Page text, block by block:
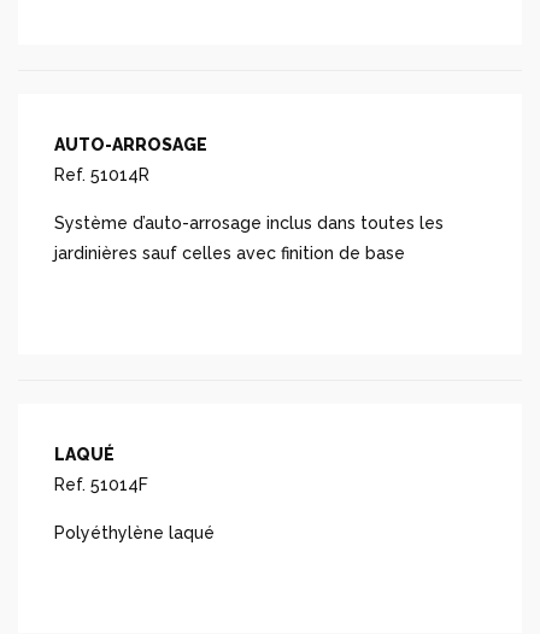
AUTO-ARROSAGE
Ref. 51014R
Système d’auto-arrosage inclus dans toutes les
jardinières sauf celles avec finition de base
LAQUÉ
Ref. 51014F
Polyéthylène laqué